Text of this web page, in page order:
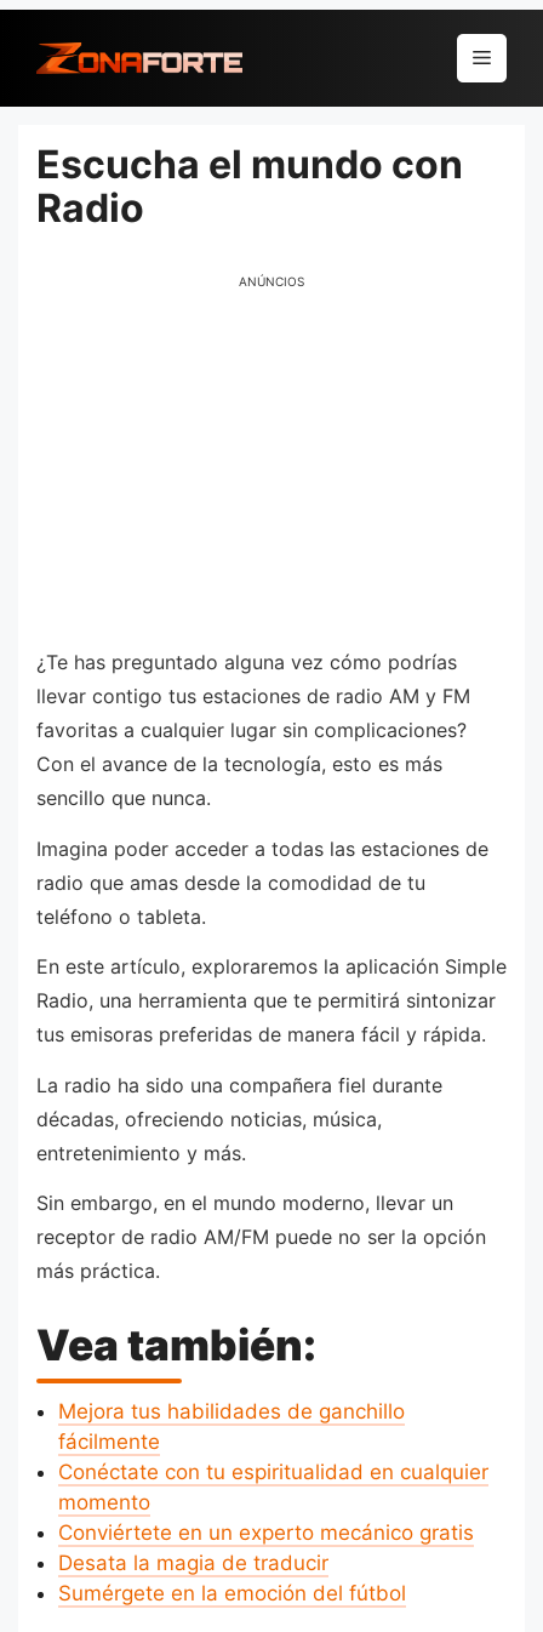
para
conteúdo
Menu
Escucha el mundo con
Radio
ANÚNCIOS
¿Te has preguntado alguna vez cómo podrías
llevar contigo tus estaciones de radio AM y FM
favoritas a cualquier lugar sin complicaciones?
Con el avance de la tecnología, esto es más
sencillo que nunca.
Imagina poder acceder a todas las estaciones de
radio que amas desde la comodidad de tu
teléfono o tableta.
En este artículo, exploraremos la aplicación Simple
Radio, una herramienta que te permitirá sintonizar
tus emisoras preferidas de manera fácil y rápida.
La radio ha sido una compañera fiel durante
décadas, ofreciendo noticias, música,
entretenimiento y más.
Sin embargo, en el mundo moderno, llevar un
receptor de radio AM/FM puede no ser la opción
más práctica.
Vea también:
Mejora tus habilidades de ganchillo
fácilmente
Conéctate con tu espiritualidad en cualquier
momento
Conviértete en un experto mecánico gratis
Desata la magia de traducir
Sumérgete en la emoción del fútbol